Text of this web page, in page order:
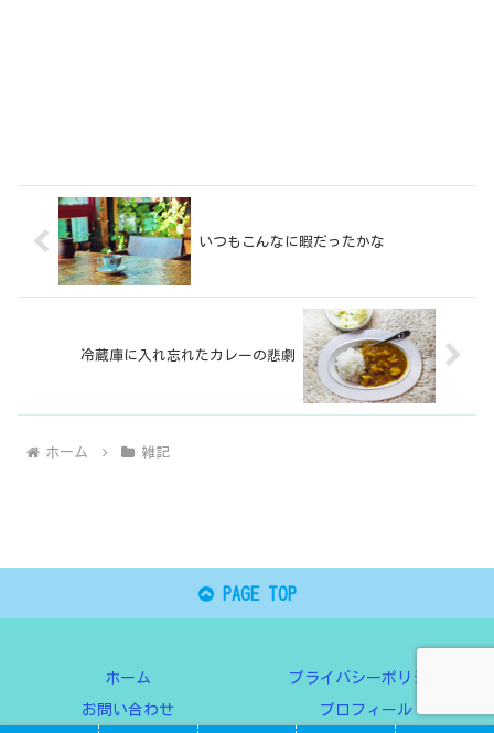
いつもこんなに暇だったかな
冷蔵庫に入れ忘れたカレーの悲劇
ホーム 雑記
PAGE TOP
ホーム プライバシーポリシー
お問い合わせ プロフィール